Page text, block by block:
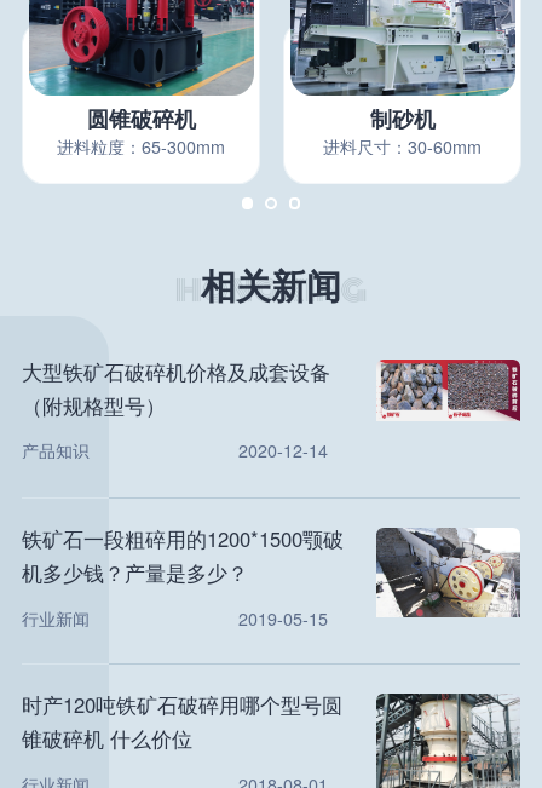
圆锥破碎机
进料粒度：65-300mm
制砂机
进料尺寸：30-60mm
相关新闻
大型铁矿石破碎机价格及成套设备
（附规格型号）
产品知识 2020-12-14
铁矿石一段粗碎用的1200*1500颚破
机多少钱？产量是多少？
行业新闻 2019-05-15
时产120吨铁矿石破碎用哪个型号圆
锥破碎机 什么价位